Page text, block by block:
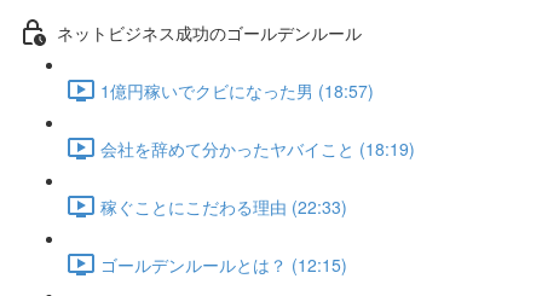
ネットビジネス成功のゴールデンルール
1億円稼いでクビになった男 (18:57)
会社を辞めて分かったヤバイこと (18:19)
稼ぐことにこだわる理由 (22:33)
ゴールデンルールとは？ (12:15)